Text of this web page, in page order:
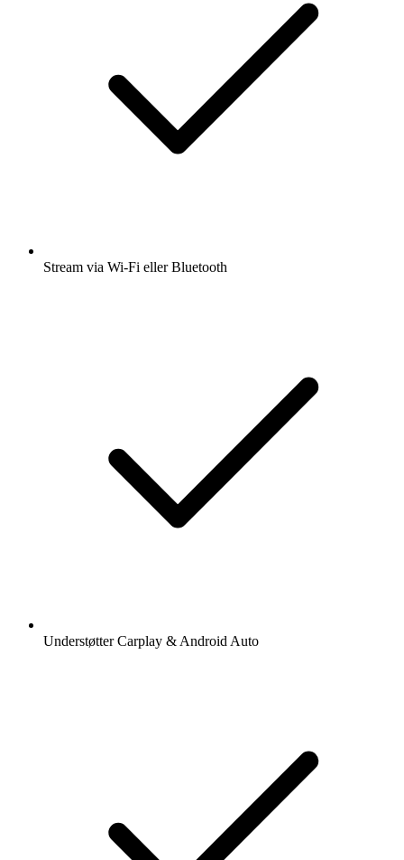
Stream via Wi-Fi eller Bluetooth
Understøtter Carplay & Android Auto